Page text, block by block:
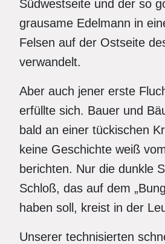
Südwestseite und der so
grausame Edelmann in
Felsen auf der Ostseite
verwandelt.
Aber auch jener erste
erfüllte sich. Bauer und
bald an einer tückischen
keine Geschichte weiß
berichten. Nur die dunkle
Schloß, das auf dem
haben soll, kreist in der
Unserer technisierten